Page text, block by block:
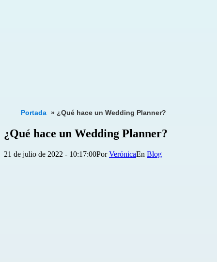
Portada » ¿Qué hace un Wedding Planner?
¿Qué hace un Wedding Planner?
Publicada
21 de julio de 2022 - 10:17:00PorVerónica
Categorizado
Blog